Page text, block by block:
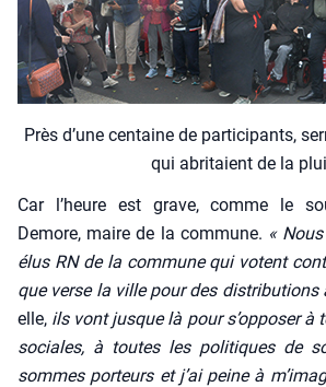
Près d’une cen­taine de par­ti­ci­pants,
qui abri­taient de la
Car l’heure est grave, comme le
Demore, maire de la com­mune. «
élus RN de la com­mune qui votent
que verse la ville pour des dis­tri­bu­tions
elle, ils vont jusque là pour s’opposer à
sociales, à toutes les poli­tiques de
sommes por­teurs et j’ai peine à